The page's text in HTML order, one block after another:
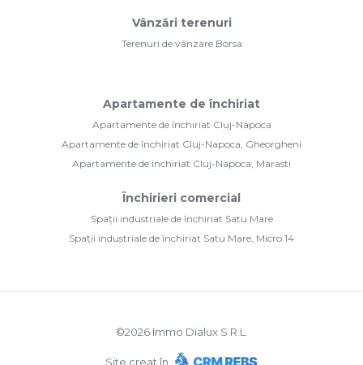
Vânzări terenuri
Terenuri de vânzare Borsa
Apartamente de închiriat
Apartamente de închiriat Cluj-Napoca
Apartamente de închiriat Cluj-Napoca, Gheorgheni
Apartamente de închiriat Cluj-Napoca, Marasti
Închirieri comercial
Spații industriale de închiriat Satu Mare
Spații industriale de închiriat Satu Mare, Micro 14
©2026Immo Dialux S.R.L.
Site creat în